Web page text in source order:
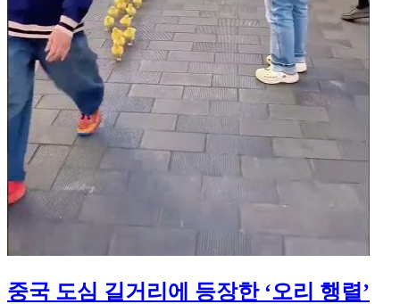
중국 도심 길거리에 등장한 ‘오리 행렬’